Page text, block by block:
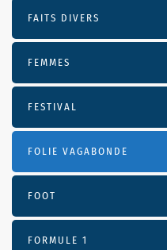
FAITS DIVERS
FEMMES
FESTIVAL
FOLIE VAGABONDE
FOOT
FORMULE 1